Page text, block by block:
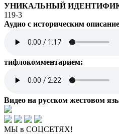
УНИКАЛЬНЫЙ
119-3
Аудио с историческим
тифлокомментарием:
Видео на русском жестовом
МЫ в СОЦСЕТЯХ!